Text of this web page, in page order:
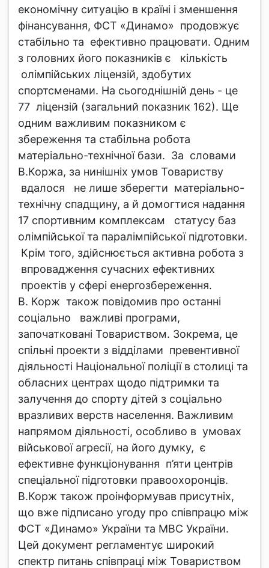
економічну ситуацію в країні і зменшення
фінансування, ФСТ «Динамо» продовжує
стабільно та ефективно працювати. Одним
з головних його показників є кількість
олімпійських ліцензій, здобутих
спортсменами. На сьогоднішній день - це
77 ліцензій (загальний показник 162). Ще
одним важливим показником є
збереження та стабільна робота
матеріально-технічної бази. За словами
В.Коржа, за нинішніх умов Товариству
вдалося не лише зберегти матеріально-
технічну спадщину, а й домогтися надання
17 спортивним комплексам статусу баз
олімпійської та паралімпійської підготовки.
Крім того, здійснюється активна робота з
впровадження сучасних ефективних
проектів у сфері енергозбереження.
В. Корж також повідомив про останні
соціально важливі програми,
започатковані Товариством. Зокрема, це
спільні проекти з відділами превентивної
діяльності Національної поліції в столиці та
обласних центрах щодо підтримки та
залучення до спорту дітей з соціально
вразливих верств населення. Важливим
напрямом діяльності, особливо в умовах
військової агресії, на його думку, є
ефективне функціонування п’яти центрів
спеціальної підготовки правоохоронців.
В.Корж також проінформував присутніх,
що вже підписано угоду про співпрацю між
ФСТ «Динамо» України та МВС України.
Цей документ регламентує широкий
спектр питань співпраці між Товариством